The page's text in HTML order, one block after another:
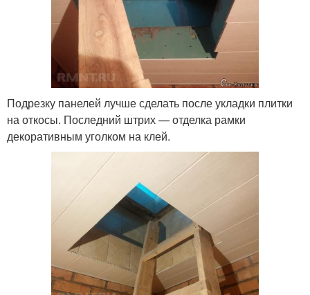
Подрезку панелей лучше сделать после укладки плитки
на откосы. Последний штрих — отделка рамки
декоративным уголком на клей.